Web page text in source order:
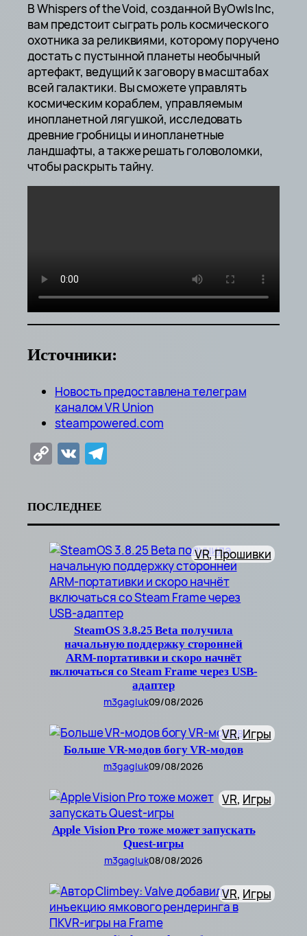
В Whispers of the Void, созданной ByOwls Inc,
вам предстоит сыграть роль космического
охотника за реликвиями, которому поручено
достать с пустынной планеты необычный
артефакт, ведущий к заговору в масштабах
всей галактики. Вы сможете управлять
космическим кораблем, управляемым
инопланетной лягушкой, исследовать
древние гробницы и инопланетные
ландшафты, а также решать головоломки,
чтобы раскрыть тайну.
Источники:
Новость предоставлена телеграм
каналом VR Union
steampowered.com
Copy
VK
ПОСЛЕДНЕЕ
SteamOS 3.8.25 Beta получила
начальную поддержку сторонней
ARM-портативки и скоро начнёт
включаться со Steam Frame через USB-
адаптер
VR, Прошивки
m3gagluk09/08/2026
Больше VR-модов богу VR-модов
VR, Игры
m3gagluk09/08/2026
Apple Vision Pro тоже может запускать
Quest-игры
VR, Игры
m3gagluk08/08/2026
VR, Игры